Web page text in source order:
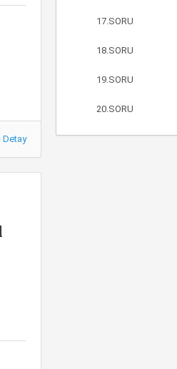
Detay
17.SORU
18.SORU
19.SORU
20.SORU